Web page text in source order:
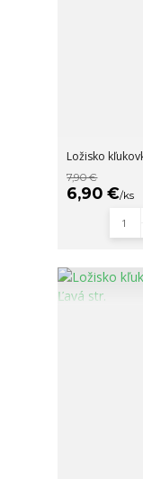
Ložisko
7,90 €
6,90 €/ks